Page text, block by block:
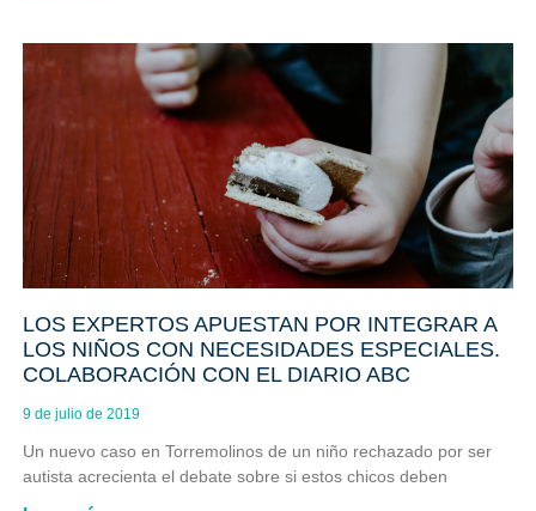
LOS EXPERTOS APUESTAN POR INTEGRAR A
LOS NIÑOS CON NECESIDADES ESPECIALES.
COLABORACIÓN CON EL DIARIO ABC
9 de julio de 2019
Un nuevo caso en Torremolinos de un niño rechazado por ser
autista acrecienta el debate sobre si estos chicos deben